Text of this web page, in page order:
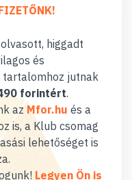
higgadt
és
tartalomhoz jutnak
forintért.
az Mfor.hu és a
is, a Klub csomag
lehetőséget is
Legyen Ön is